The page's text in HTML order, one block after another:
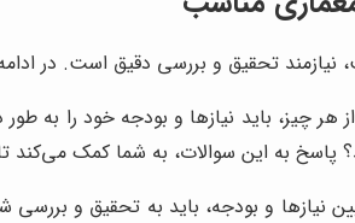
تحقیق و بررسی دقیق است. در
هر چیز، باید نیازها و بودجه خود را
پاسخ به این سوالات، به شما کمک
نیازها و بودجه، باید به تحقیق و